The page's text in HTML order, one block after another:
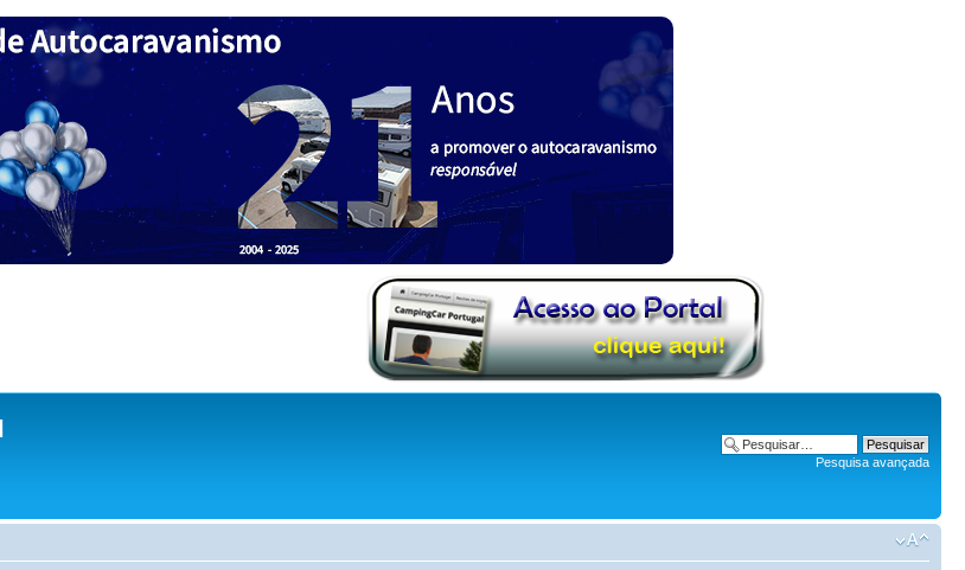
Pesquisa avançada